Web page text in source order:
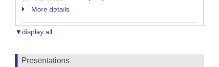
More details
▼display all
Presentations